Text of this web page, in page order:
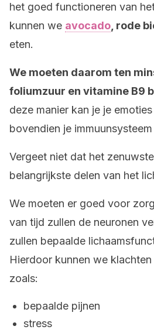
het goed functioneren van
kunnen we avocado , rode
eten.
We moeten daarom ten
foliumzuur en vitamine B9
deze manier kan je je
bovendien je
Vergeet niet dat het
belangrijkste delen van het
We moeten er goed voor
van tijd zullen de neuronen
zullen bepaalde
Hierdoor kunnen we
zoals:
bepaalde pijnen
stress